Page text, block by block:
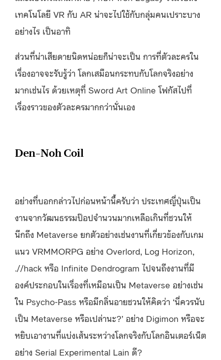
เทคโนโลยี VR กับ AR น่าจะไปใช้กับกลุ่มคนเปราะบาง
อย่างไร เป็นอาทิ
ส่วนที่น่าเสียดายนิดหน่อยก็น่าจะเป็น การที่ตัวละครใน
เรื่องอาจจะรับรู้ว่า โลกเสมือนกระทบกับโลกจริงอย่าง
มากเช่นไร ด้วยเหตุที่ Sword Art Online โฟกัสไปที่
เรื่องราวของตัวละครมากกว่านั่นเอง
Den-Noh Coil
อย่างที่บอกกล่าวไปก่อนหน้านี้ครับว่า ประเทศญี่ปุ่นเป็น
งานจากวัฒนธรรมป๊อปจำนวนมากเหลือเกินที่ชวนให้
นึกถึง Metaverse ยกตัวอย่างเช่นงานที่เกี่ยวข้องกับเกม
แนว VRMMORPG อย่าง Overlord, Log Horizon,
.//hack หรือ Infinite Dendrogram ไปจนถึงงานที่มี
องค์ประกอบในเรื่องที่เหมือนเป็น Metaverse อย่างเช่น
ใน Psycho-Pass หรือมีกลิ่นอายชวนให้คิดว่า ‘นี่ควรนับ
เป็น Metaverse หรือเปล่านะ?’ อย่าง Digimon หรือจะ
หยิบเอางานที่แบ่งเส้นระหว่างโลกจริงกับโลกอินเตอร์เน็ต
อย่าง Serial Experimental Lain ดี?